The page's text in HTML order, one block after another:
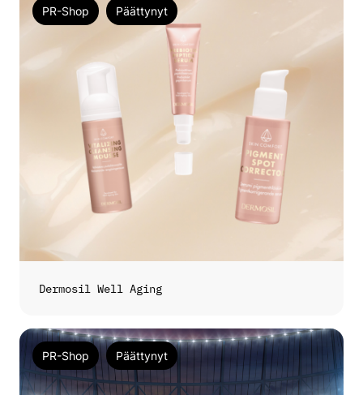
PR-Shop Päättynyt
Dermosil Well Aging
PR-Shop Päättynyt